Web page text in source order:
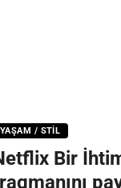
YAŞAM / STIL
Bir